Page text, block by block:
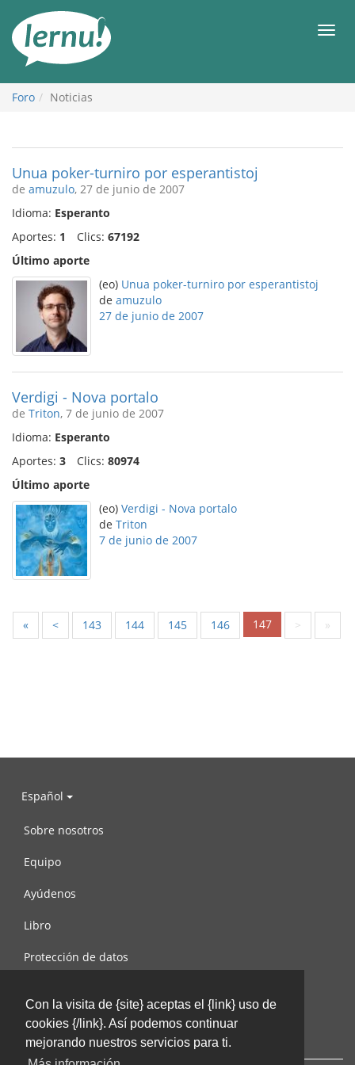
Con la visita de {site} aceptas el {link} uso de
cookies {/link}. Así podemos continuar
mejorando nuestros servicios para ti.
Foro Noticias
Unua poker-turniro por esperantistoj
de amuzulo, 27 de junio de 2007
Idioma: Esperanto
Aportes: 1 Clics: 67192
Último aporte
(eo) Unua poker-turniro por esperantistoj
de amuzulo
27 de junio de 2007
Verdigi - Nova portalo
de Triton, 7 de junio de 2007
Idioma: Esperanto
Aportes: 3 Clics: 80974
Último aporte
(eo) Verdigi - Nova portalo
de Triton
7 de junio de 2007
« < 143 144 145 146 147 > »
Español
Sobre nosotros
Equipo
Ayúdenos
Libro
Protección de datos
Contáctenos